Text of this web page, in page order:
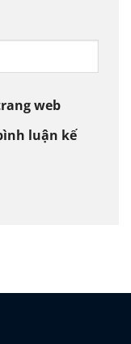
web
luận kế